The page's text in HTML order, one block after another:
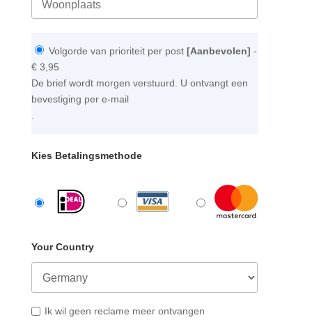
Volgorde van prioriteit per post [Aanbevolen] -
€ 3,95
De brief wordt morgen verstuurd. U ontvangt een
bevestiging per e-mail
.
Kies Betalingsmethode
Your Country
Ik wil geen reclame meer ontvangen